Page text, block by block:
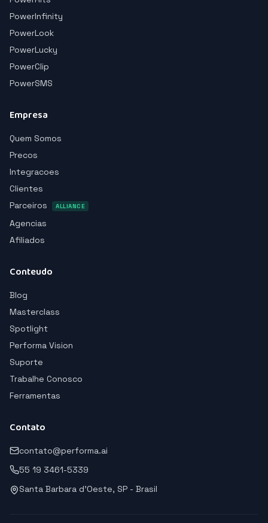
PowerInfinity
PowerLook
PowerLucky
PowerClip
PowerSMS
Empresa
Quem Somos
Precos
Integracoes
Clientes
Parceiros
ALLIANCE
Agencias
Afiliados
Conteudo
Blog
Masterclass
Spotlight
Performa Vision
Suporte
Trabalhe Conosco
Ferramentas
Contato
contato@performa.ai
55 19 3461-5339
Santa Barbara d'Oeste, SP - Brasil